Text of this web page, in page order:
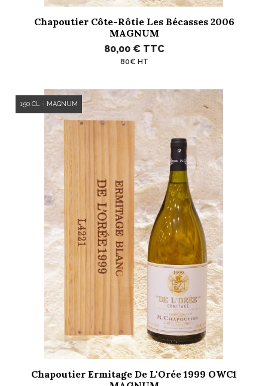
Chapoutier Côte-Rôtie Les Bécasses 2006
MAGNUM
80,00 € TTC
80€ HT
Chapoutier Ermitage De L'Orée 1999 OWC1
150 CL - MAGNUM